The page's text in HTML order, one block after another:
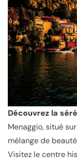
Découvrez la
Menaggio, situé
mélange de
Visitez le centre